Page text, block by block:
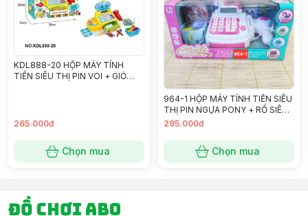
KDL888-20 HỘP MÁY TÍNH
TIỀN SIÊU THỊ PIN VOI + GIỎ
265.000đ
Chọn mua
964-1 HỘP MÁY TÍNH TIỀN SIÊU
THỊ PIN NGỰA PONY + RỔ SIÊU
THỊ
295.000đ
Chọn mua
Đồ chơi ABO